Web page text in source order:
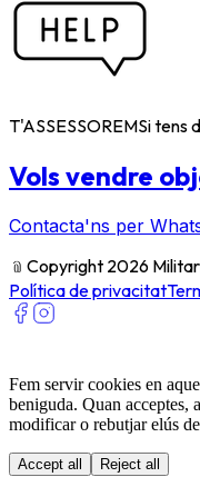
T'ASSESSOREMSi tens
Vols vendre
Contacta'ns per
﹫ Copyright 2026
Política de privacitat
Fem servir cookies en
beniguda. Quan acceptes,
modificar o rebutjar elús
Accept all Reject all